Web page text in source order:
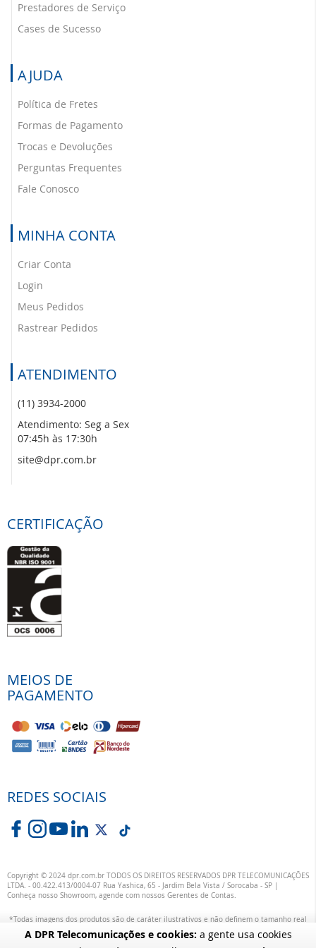
A DPR Telecomunicações e cookies:a gente usa cookies
Prestadores de Serviço
Cases de Sucesso
AJUDA
Política de Fretes
Formas de Pagamento
Trocas e Devoluções
Perguntas Frequentes
Fale Conosco
MINHA CONTA
Criar Conta
Login
Meus Pedidos
Rastrear Pedidos
ATENDIMENTO
(11) 3934-2000
Atendimento: Seg a Sex
07:45h às 17:30h
site@dpr.com.br
CERTIFICAÇÃO
MEIOS DE
PAGAMENTO
REDES SOCIAIS
Copyright © 2024 dpr.com.br TODOS OS DIREITOS RESERVADOS DPR TELECOMUNICAÇÕES
LTDA. - 00.422.413/0004-07 Rua Yashica, 65 - Jardim Bela Vista / Sorocaba - SP |
Conheça nosso Showroom, agende com nossos Gerentes de Contas.
*Todas imagens dos produtos são de caráter ilustrativos e não definem o tamanho real
ou exata definição das suas cores.
alterações específicas nos produtos poderão ocorrer sem aviso prévio dos fornecedores,